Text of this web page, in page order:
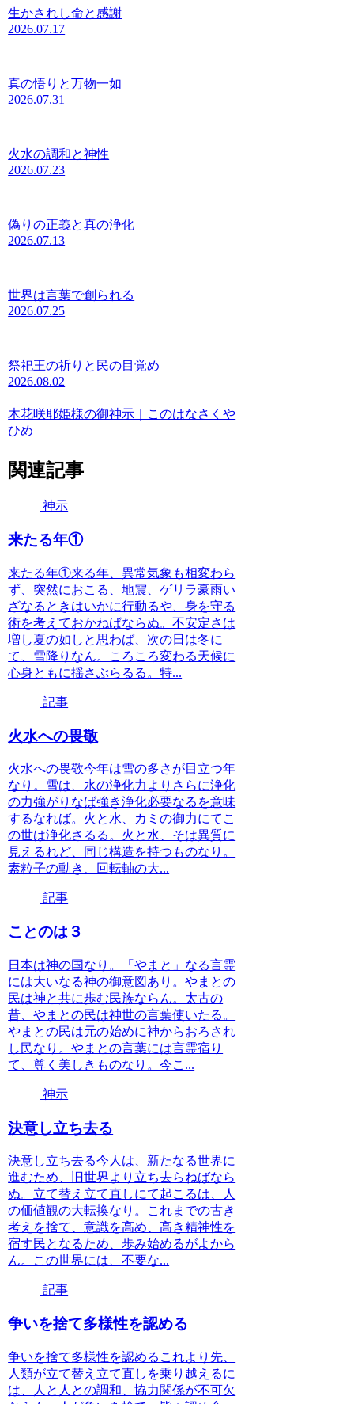
生かされし命と感謝
2026.07.17
真の悟りと万物一如
2026.07.31
火水の調和と神性
2026.07.23
偽りの正義と真の浄化
2026.07.13
世界は言葉で創られる
2026.07.25
祭祀王の祈りと民の目覚め
2026.08.02
木花咲耶姫様の御神示｜このはなさくや
ひめ
関連記事
神示
来たる年①
来たる年①来る年、異常気象も相変わら
ず、突然におこる、地震、ゲリラ豪雨い
ざなるときはいかに行動るや、身を守る
術を考えておかねばならぬ。不安定さは
増し夏の如しと思わば、次の日は冬に
て、雪降りなん。ころころ変わる天候に
心身ともに揺さぶらるる。特...
記事
火水への畏敬
火水への畏敬今年は雪の多さが目立つ年
なり。雪は、水の浄化力よりさらに浄化
の力強がりなば強き浄化必要なるを意味
するなれば。火と水、カミの御力にてこ
の世は浄化さるる。火と水、そは異質に
見えるれど、同じ構造を持つものなり。
素粒子の動き、回転軸の大...
記事
ことのは３
日本は神の国なり。「やまと」なる言霊
には大いなる神の御意図あり。やまとの
民は神と共に歩む民族ならん。太古の
昔、やまとの民は神世の言葉使いたる。
やまとの民は元の始めに神からおろされ
し民なり。やまとの言葉には言霊宿り
て、尊く美しきものなり。今こ...
神示
決意し立ち去る
決意し立ち去る今人は、新たなる世界に
進むため、旧世界より立ち去らねばなら
ぬ。立て替え立て直しにて起こるは、人
の価値観の大転換なり。これまでの古き
考えを捨て、意識を高め、高き精神性を
宿す民となるため、歩み始めるがよから
ん。この世界には、不要な...
記事
争いを捨て多様性を認める
争いを捨て多様性を認めるこれより先、
人類が立て替え立て直しを乗り越えるに
は、人と人との調和、協力関係が不可欠